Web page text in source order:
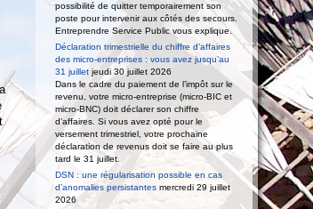
possibilité de quitter temporairement son
poste pour intervenir aux côtés des secours.
Entreprendre Service Public vous explique.
Déclaration trimestrielle du chiffre d’affaires
des micro-entreprises : vous avez jusqu’au
31 juillet jeudi 30 juillet 2026
Dans le cadre du paiement de l’impôt sur le
revenu, votre micro-entreprise (micro-BIC et
micro-BNC) doit déclarer son chiffre
d’affaires. Si vous avez opté pour le
versement trimestriel, votre prochaine
déclaration de revenus doit se faire au plus
tard le 31 juillet.
DSN : une régularisation possible en cas
d’anomalies persistantes mercredi 29 juillet
2026